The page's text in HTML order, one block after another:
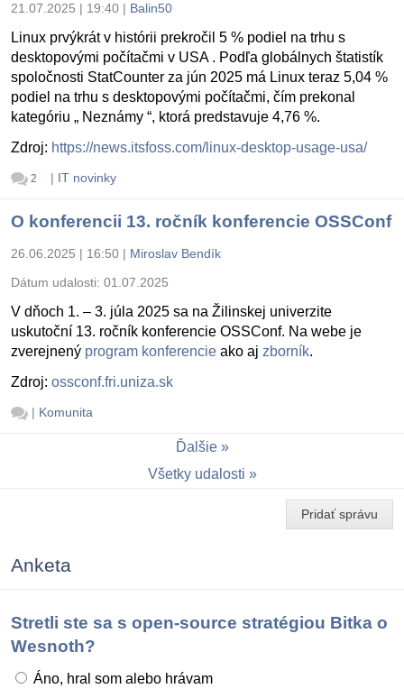
21.07.2025 | 19:40 | Balin50
Linux prvýkrát v histórii prekročil 5 % podiel na trhu s
desktopovými počítačmi v USA . Podľa globálnych štatistík
spoločnosti StatCounter za jún 2025 má Linux teraz 5,04 %
podiel na trhu s desktopovými počítačmi, čím prekonal
kategóriu „ Neznámy “, ktorá predstavuje 4,76 %.
Zdroj: https://news.itsfoss.com/linux-desktop-usage-usa/
2 | IT novinky
O konferencii 13. ročník konferencie OSSConf
26.06.2025 | 16:50 | Miroslav Bendík
Dátum udalosti: 01.07.2025
V dňoch 1. – 3. júla 2025 sa na Žilinskej univerzite
uskutoční 13. ročník konferencie OSSConf. Na webe je
zverejnený program konferencie ako aj zborník.
Zdroj: ossconf.fri.uniza.sk
| Komunita
Ďalšie
Všetky udalosti
Pridať správu
Anketa
Stretli ste sa s open-source stratégiou Bitka o
Wesnoth?
Áno, hral som alebo hrávam